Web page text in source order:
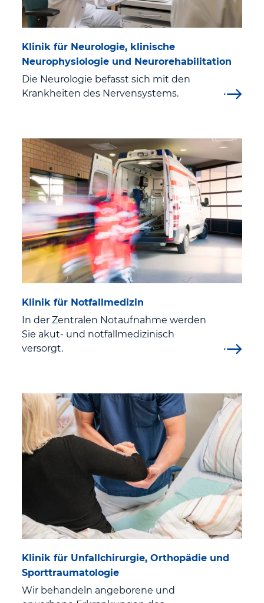
Arbeiten im Klinikum Eisenach
Aktuelle Stellenangebote
Wir als Arbeitgeber
Klinikum
Klinikum Eisenach
Informationen zum Klinikum Eisenach
Unsere Hausstruktur
Historie und Träger
Leitbild
Hygiene
Medizinproduktesicherheit
Digitalisierung
Klinisches Ethik-Komitee
Ehrenamt im St. Georg Klinikum Eisenach
Sprechstunden
Aktuelles
Aktuelle Pressemeldungen
Klinik für Neurologie, klinische
Neurophysiologie und Neurorehabilitation
Die Neurologie befasst sich mit den
Krankheiten des Nervensystems.
Klinik für Notfallmedizin
In der Zentralen Notaufnahme werden
Sie akut- und notfallmedizinisch
versorgt.
Klinik für Unfallchirurgie, Orthopädie und
Sporttraumatologie
Wir behandeln angeborene und